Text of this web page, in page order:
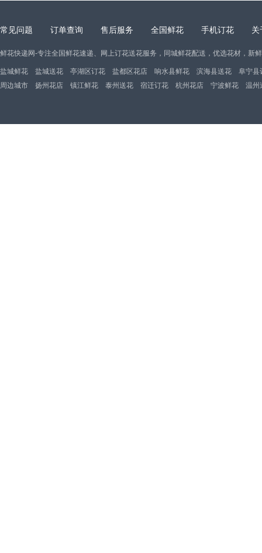
常见问题 订单查询 售后服务 全国鲜花 手机订花 关
鲜花快递网-专注全国鲜花速递、网上订花送花服务，同城鲜花配送，优选花材，新
盐城鲜花 盐城送花 亭湖区订花 盐都区花店 响水县鲜花 滨海县送花
阜宁县
周边城市
扬州花店 镇江鲜花 泰州送花 宿迁订花 杭州花店 宁波鲜花 温州